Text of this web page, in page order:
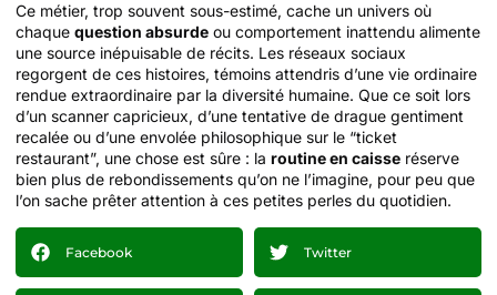
Ce métier, trop souvent sous-estimé, cache un univers où
chaque question absurde ou comportement inattendu alimente
une source inépuisable de récits. Les réseaux sociaux
regorgent de ces histoires, témoins attendris d’une vie ordinaire
rendue extraordinaire par la diversité humaine. Que ce soit lors
d’un scanner capricieux, d’une tentative de drague gentiment
recalée ou d’une envolée philosophique sur le “ticket
restaurant”, une chose est sûre : la routine en caisse réserve
bien plus de rebondissements qu’on ne l’imagine, pour peu que
l’on sache prêter attention à ces petites perles du quotidien.
Facebook Twitter